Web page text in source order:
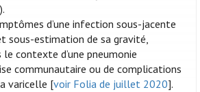
d’une infection sous-jacente
sous-estimation de sa gravité,
contexte d’une pneumonie
communautaire ou de complications
varicelle [voir Folia de juillet 2020].